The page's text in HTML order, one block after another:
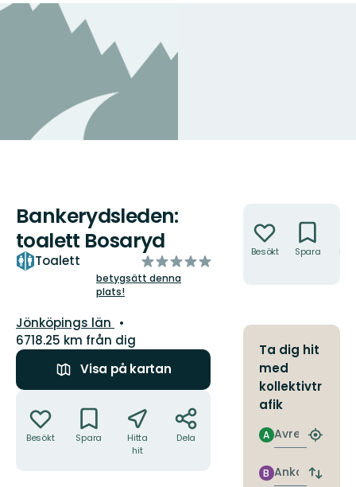
Bankerydsleden:
toalett Bosaryd
Toalett
av
5
betygsätt denna
plats!
Län:
Jönköpings län
6718.25 km från dig
Visa på kartan
Besökt Spara
Hitta
hit
Dela
Besökt Spara
Ta dig hit
med
kollektivtr
afik
Avresa
A
Hitta
Ankomst
B
Byt